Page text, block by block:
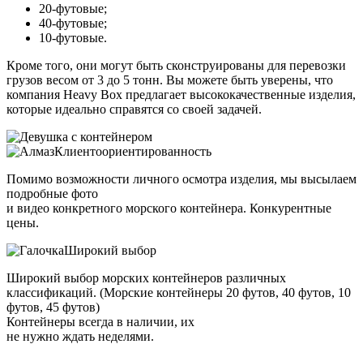
20-футовые;
40-футовые;
10-футовые.
Кроме того, они могут быть сконструированы для перевозки
грузов весом от 3 до 5 тонн. Вы можете быть уверены, что
компания Heavy Box предлагает высококачественные изделия,
которые идеально справятся со своей задачей.
Клиентоориентированность
Помимо возможности личного осмотра изделия, мы высылаем
подробные фото
и видео конкретного морского контейнера. Конкурентные
цены.
Широкий выбор
Широкий выбор морских контейнеров различных
классификаций. (Морские контейнеры 20 футов, 40 футов, 10
футов, 45 футов)
Контейнеры всегда в наличии, их
не нужно ждать неделями.